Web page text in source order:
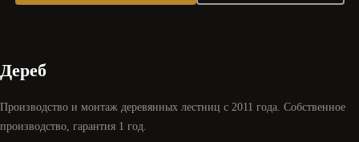
Дереб
Производство и монтаж деревянных лестниц с 2011 года. Собственное
производство, гарантия 1 год.